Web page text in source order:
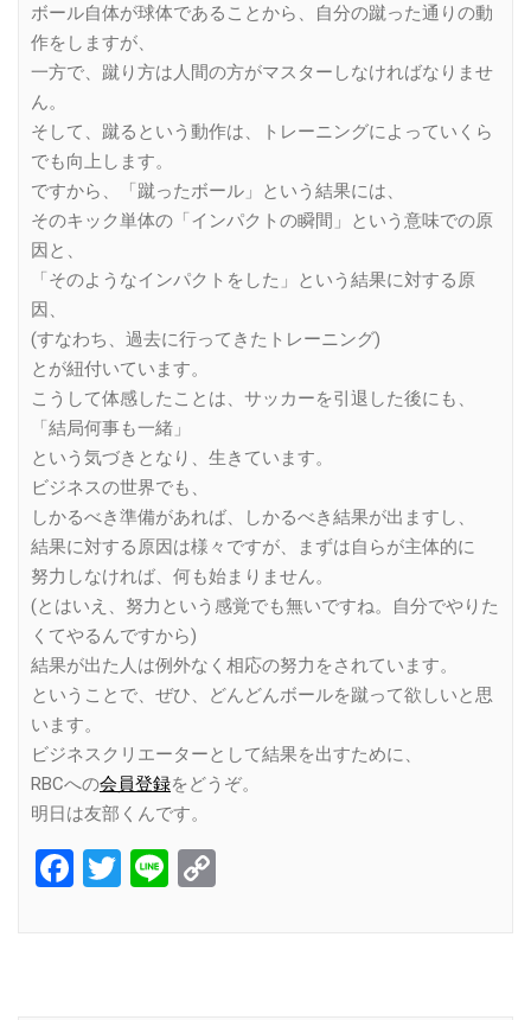
ボール自体が球体であることから、自分の蹴った通りの動
作をしますが、
一方で、蹴り方は人間の方がマスターしなければなりませ
ん。
そして、蹴るという動作は、トレーニングによっていくら
でも向上します。
ですから、「蹴ったボール」という結果には、
そのキック単体の「インパクトの瞬間」という意味での原
因と、
「そのようなインパクトをした」という結果に対する原
因、
(すなわち、過去に行ってきたトレーニング)
とが紐付いています。
こうして体感したことは、サッカーを引退した後にも、
「結局何事も一緒」
という気づきとなり、生きています。
ビジネスの世界でも、
しかるべき準備があれば、しかるべき結果が出ますし、
結果に対する原因は様々ですが、まずは自らが主体的に
努力しなければ、何も始まりません。
(とはいえ、努力という感覚でも無いですね。自分でやりた
くてやるんですから)
結果が出た人は例外なく相応の努力をされています。
ということで、ぜひ、どんどんボールを蹴って欲しいと思
います。
ビジネスクリエーターとして結果を出すために、
RBCへの会員登録をどうぞ。
明日は友部くんです。
Facebook
Twitter
Line